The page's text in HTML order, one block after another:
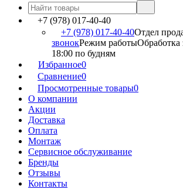
+7 (978) 017-40-40
+7 (978) 017-40-40Отдел
звонокРежим работыОбработка
18:00 по будням
Избранное0
Сравнение0
Просмотренные товары0
О компании
Акции
Доставка
Оплата
Монтаж
Сервисное обслуживание
Бренды
Отзывы
Контакты